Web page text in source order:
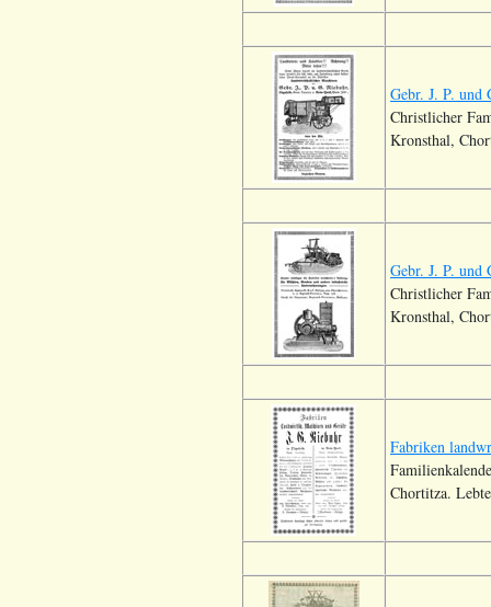
Gebr. J. P.
Christlicher
Kronsthal,
Gebr. J. P.
Christlicher
Kronsthal,
Fabriken
Chortitza.